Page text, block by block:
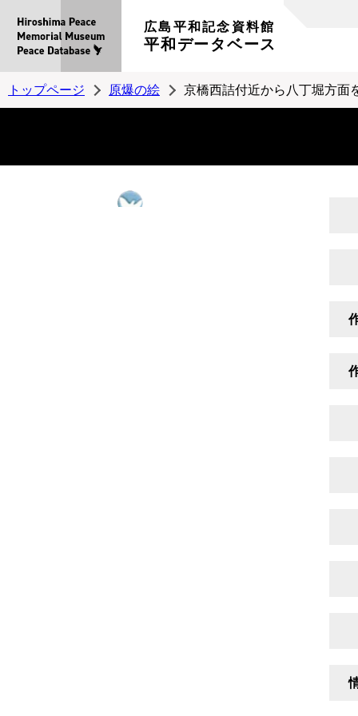
広島平和記念資料館
平和データベース
トップページ 原爆の絵 京橋西詰付近から八丁堀方面